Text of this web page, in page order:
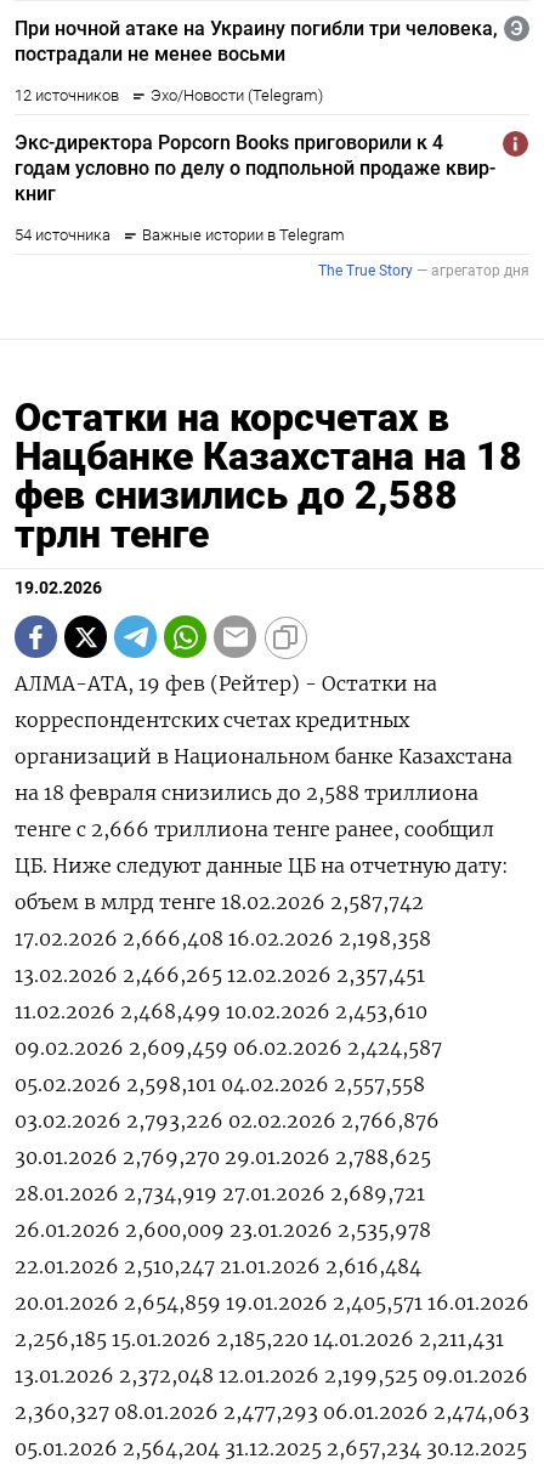
Остатки на корсчетах в
Нацбанке Казахстана на 18
фев снизились до 2,588
трлн тенге
19.02.2026
АЛМА-АТА, 19 фев (Рейтер) - ‌Остатки ​на
корреспондентских счетах ​кредитных ​
организаций ⁠в ‌Национальном ‌банке Казахстана ​
на 18 ‌февраля ​снизились до ‌2,588 триллиона
тенге ​с ​2,666 ‌триллиона тенге ​ранее, сообщил
ЦБ. Ниже следуют ​данные ⁠ЦБ на ‌отчетную ‌дату:
объем в млрд ​тенге 18.02.2026 2,587,742
17.02.2026 2,666,408 16.02.2026 2,198,358
13.02.2026 2,466,265 12.02.2026 2,357,451
11.02.2026 2,468,499 10.02.2026 2,453,610
09.02.2026 2,609,459 06.02.2026 2,424,587
05.02.2026 2,598,101 04.02.2026 2,557,558
03.02.2026 2,793,226 02.02.2026 2,766,876
30.01.2026 2,769,270 29.01.2026 2,788,625
28.01.2026 2,734,919 27.01.2026 2,689,721
26.01.2026 2,600,009 23.01.2026 2,535,978
22.01.2026 2,510,247 21.01.2026 2,616,484
20.01.2026 2,654,859 19.01.2026 2,405,571 16.01.2026
2,256,185 15.01.2026 2,185,220 14.01.2026 2,211,431
13.01.2026 2,372,048 12.01.2026 2,199,525 09.01.2026
2,360,327 08.01.2026 2,477,293 06.01.2026 2,474,063
05.01.2026 2,564,204 31.12.2025 2,657,234 30.12.2025